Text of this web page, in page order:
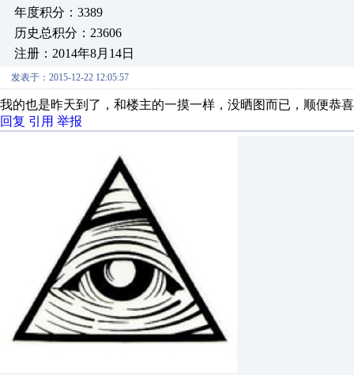
年度积分：3389
历史总积分：23606
注册：2014年8月14日
发表于：2015-12-22 12:05:57
我的也是昨天到了，和楼主的一摸一样，没晒图而已，顺便恭
回复 引用 举报